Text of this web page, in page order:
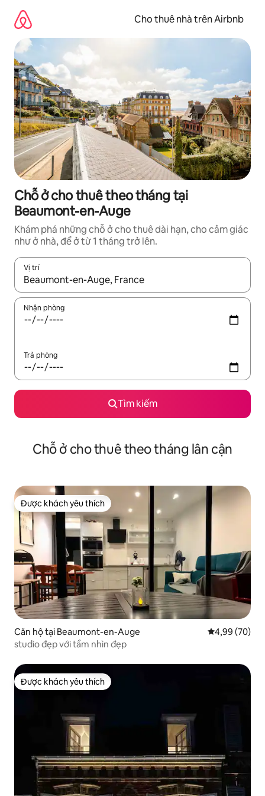
dung
Cho thuê nhà trên Airbnb
Chỗ ở cho thuê theo tháng tại
Beaumont-en-Auge
Khám phá những chỗ ở cho thuê dài hạn, cho cảm giác
như ở nhà, để ở từ 1 tháng trở lên.
Vị trí
Khi có kết quả, hãy điều hướng bằng phím mũi tên lên và
Nhận phòng
Trả phòng
Tìm kiếm
Chỗ ở cho thuê theo tháng lân cận
Được khách yêu thích
Được khách yêu thích
Căn hộ tại Beaumont-en-Auge Xếp hạng
4,99 (70)
studio đẹp với tầm nhìn đẹp
Được khách yêu thích
Được khách yêu thích